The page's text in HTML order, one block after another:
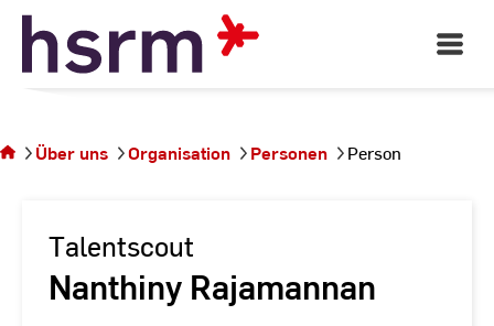
Skip
Content
Open
Main
sich auf
der
Über uns Organisation Personen Person
Talentscout
Nanthiny Rajamannan